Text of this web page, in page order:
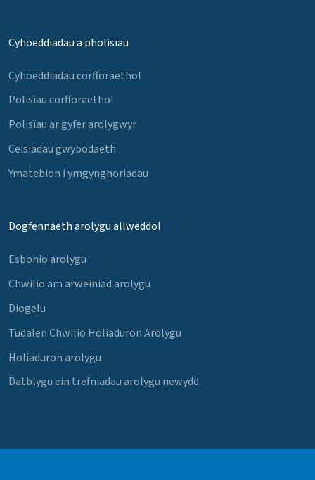
Cyhoeddiadau a pholisïau
Cyhoeddiadau corfforaethol
Polisïau corfforaethol
Polisïau ar gyfer arolygwyr
Ceisiadau gwybodaeth
Ymatebion i ymgynghoriadau
Dogfennaeth arolygu allweddol
Esbonio arolygu
Chwilio am arweiniad arolygu
Diogelu
Tudalen Chwilio Holiaduron Arolygu
Holiaduron arolygu
Datblygu ein trefniadau arolygu newydd